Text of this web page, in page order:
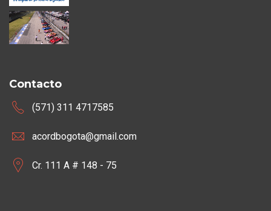
Contacto
(571) 311 4717585
acordbogota@gmail.com
Cr. 111 A # 148 - 75